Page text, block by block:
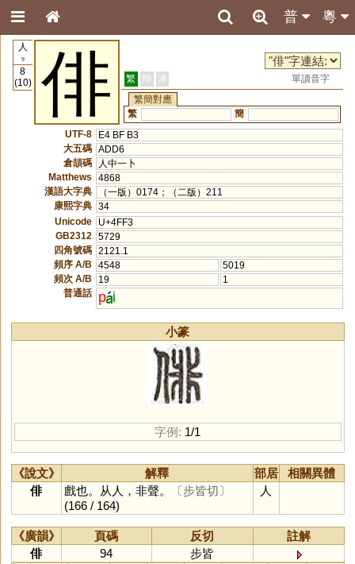
粵
普
人
9
8
(10)
俳 繁 簡 港
單讀音字
繁簡對應
繁
簡
UTF-8
E4 BF B3
大五碼 ADD6
倉頡碼
人中一卜
Matthews
4868
漢語大字典
（一版）0174；（二版）211
康熙字典 34
Unicode
U+4FF3
GB2312
5729
四角號碼 2121.1
頻序 A/B
4548
5019
頻次 A/B
19
1
普通話
p i
小篆
字例: 1/1
《說文》 解釋 部居
相關異體
俳
戲也。从人，非聲。
〔步皆切〕
(166 / 164)
人
《廣韻》 頁碼 反切
註解
俳
94
步皆